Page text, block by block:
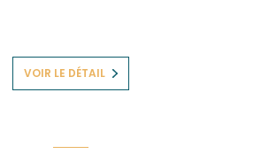
VOIR LE DÉTAIL